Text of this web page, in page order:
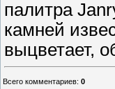
палитра
камней
выцветает,
Всего комментариев: 0